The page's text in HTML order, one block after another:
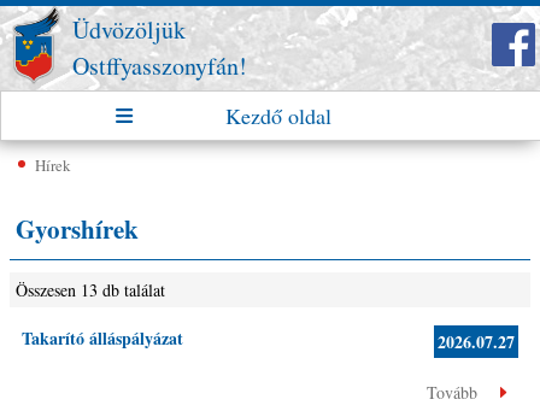
Üdvözöljük
Ostffyasszonyfán!
Kezdő oldal
Hírek
Gyorshírek
Összesen 13 db találat
Takarító álláspályázat 2026.07.27
Tovább